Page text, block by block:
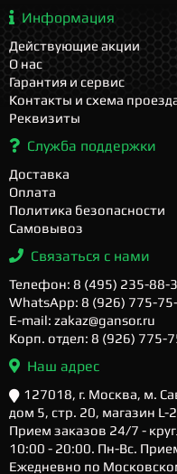
Информация
Действующие акции
О нас
Гарантия и сервис
Контакты и схема
Реквизиты
Служба поддержки
Доставка
Оплата
Политика безопасности
Самовывоз
Связаться с нами
Телефон: 8 (495) 235-88-
WhatsApp: 8 (926) 775-
E-mail: zakaz@gansor.ru
Корп. отдел: 8 (926) 775-
Наш адрес
127018, г. Москва, м.
дом 5, стр. 20, магазин L-
Прием заказов 24/7 -
10:00 - 20:00. Пн-Вс.
Ежедневно по